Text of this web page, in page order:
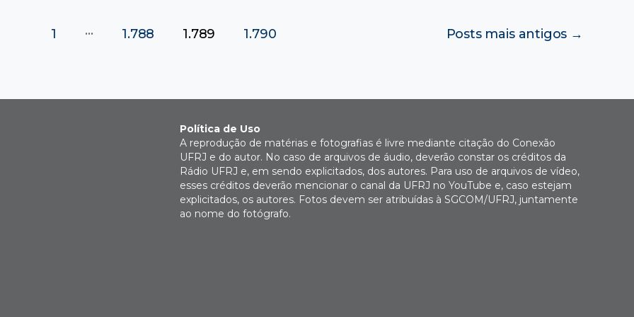
1 … 1.788 1.789 1.790 Postsmais antigos →
Política de Uso
A reprodução de matérias e fotografias é livre mediante citação do Conexão
UFRJ e do autor. No caso de arquivos de áudio, deverão constar os créditos da
Rádio UFRJ e, em sendo explicitados, dos autores. Para uso de arquivos de vídeo,
esses créditos deverão mencionar o canal da UFRJ no YouTube e, caso estejam
explicitados, os autores. Fotos devem ser atribuídas à SGCOM/UFRJ, juntamente
ao nome do fotógrafo.